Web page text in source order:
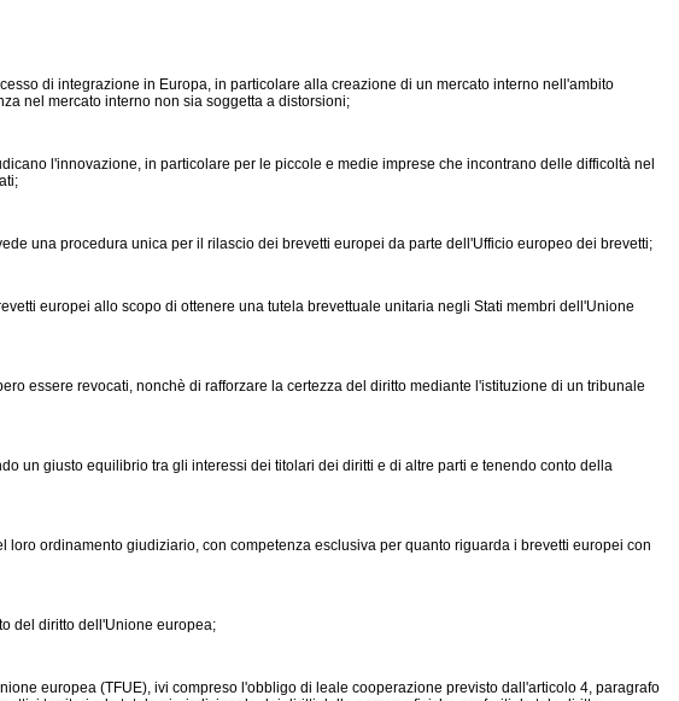
di integrazione in Europa, in particolare alla creazione di un mercato interno nell'ambito
nel mercato interno non sia soggetta a distorsioni;
l'innovazione, in particolare per le piccole e medie imprese che incontrano delle difficoltà nel
una procedura unica per il rilascio dei brevetti europei da parte dell'Ufficio europeo dei brevetti;
europei allo scopo di ottenere una tutela brevettuale unitaria negli Stati membri dell'Unione
essere revocati, nonchè di rafforzare la certezza del diritto mediante l'istituzione di un tribunale
un giusto equilibrio tra gli interessi dei titolari dei diritti e di altre parti e tenendo conto della
ordinamento giudiziario, con competenza esclusiva per quanto riguarda i brevetti europei con
del diritto dell'Unione europea;
europea (TFUE), ivi compreso l'obbligo di leale cooperazione previsto dall'articolo 4, paragrafo